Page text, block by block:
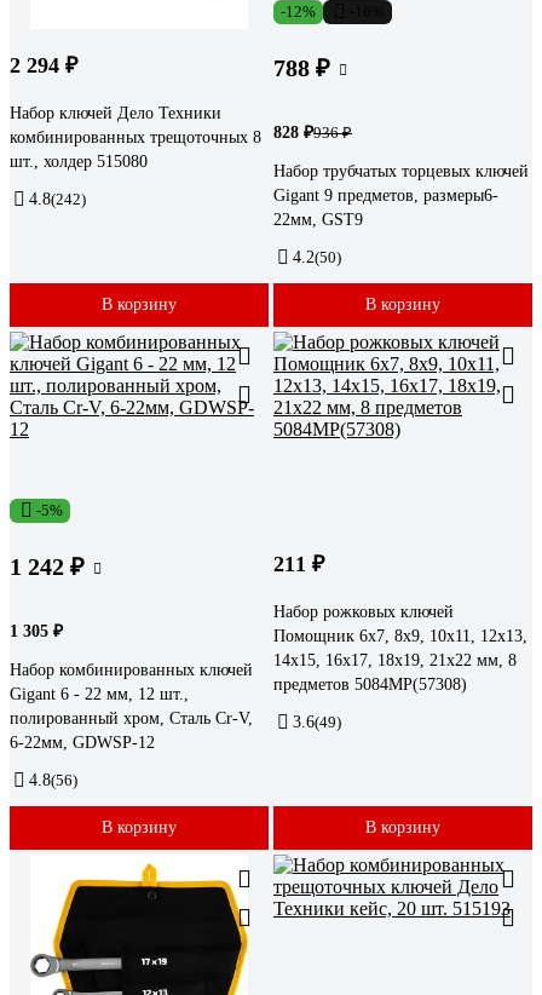
2 294 ₽
Набор ключей Дело Техники
комбинированных трещоточных 8
шт., холдер 515080
4.8(242)
В корзину
-12%
788 ₽
828 ₽936 ₽
Набор трубчатых торцевых ключей
Gigant 9 предметов, размеры6-
22мм, GST9
4.2(50)
В корзину
-5%
1 242 ₽
1 305 ₽
Набор комбинированных ключей
Gigant 6 - 22 мм, 12 шт.,
полированный хром, Сталь Cr-V,
6-22мм, GDWSP-12
4.8(56)
В корзину
211 ₽
Набор рожковых ключей
Помощник 6x7, 8x9, 10x11, 12x13,
14x15, 16x17, 18x19, 21x22 мм, 8
предметов 5084MP(57308)
3.6(49)
В корзину